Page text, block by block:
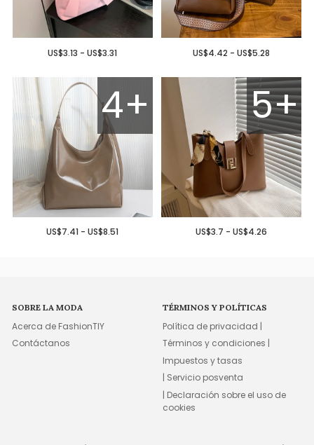
US$3.13 - US$3.31 US$4.42 - US$5.28
4+
US$7.41 - US$8.51
5+
US$3.7 - US$4.26
SOBRE LA MODA
Acerca de FashionTIY
Contáctanos
TÉRMINOS Y POLÍTICAS
Política de privacidad |
Términos y condiciones |
Impuestos y tasas
| Servicio posventa
| Declaración sobre el uso de
cookies